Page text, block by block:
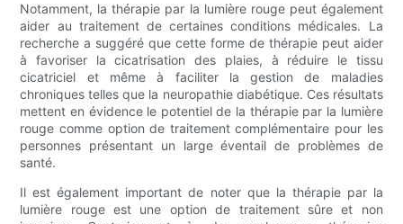
Notamment, la thérapie par la lumière rouge peut également
aider au traitement de certaines conditions médicales. La
recherche a suggéré que cette forme de thérapie peut aider
à favoriser la cicatrisation des plaies, à réduire le tissu
cicatriciel et même à faciliter la gestion de maladies
chroniques telles que la neuropathie diabétique. Ces résultats
mettent en évidence le potentiel de la thérapie par la lumière
rouge comme option de traitement complémentaire pour les
personnes présentant un large éventail de problèmes de
santé.
Il est également important de noter que la thérapie par la
lumière rouge est une option de traitement sûre et non